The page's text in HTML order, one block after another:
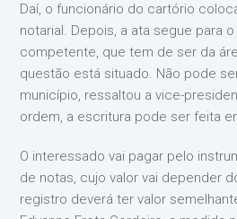
Daí, o funcionário do cartório
notarial. Depois, a ata segue para
competente, que tem de ser da
questão está situado. Não pode
município, ressaltou a vice-
ordem, a escritura pode ser feita
O interessado vai pagar pelo
de notas, cujo valor vai depender
registro deverá ter valor